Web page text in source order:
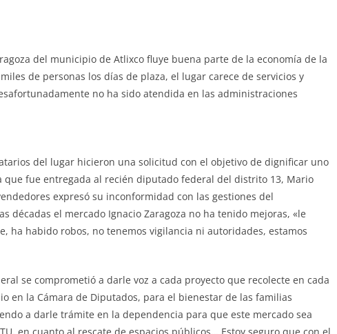
del municipio de Atlixco fluye buena parte de la economía de la
de personas los días de plaza, el lugar carece de servicios y
no ha sido atendida en las administraciones
del lugar hicieron una solicitud con el objetivo de dignificar uno
que fue entregada al recién diputado federal del distrito 13, Mario
expresó su inconformidad con las gestiones del
décadas el mercado Ignacio Zaragoza no ha tenido mejoras, «le
ha habido robos, no tenemos vigilancia ni autoridades, estamos
se comprometió a darle voz a cada proyecto que recolecte en cada
en la Cámara de Diputados, para el bienestar de las familias
a darle trámite en la dependencia para que este mercado sea